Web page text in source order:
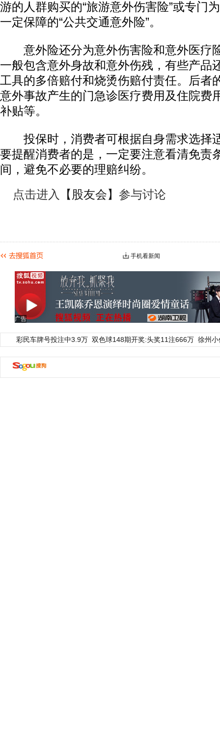
游的人群购买的“旅游意外伤害险”或专门
一定保障的“公共交通意外险”。
意外险还分为意外伤害险和意外医疗
一般包含意外身故和意外伤残，有些产品
工具的多倍赔付和烧烫伤赔付责任。后者
意外事故产生的门急诊医疗费用及住院费
补贴等。
投保时，消费者可根据自身需求选择
要提醒消费者的是，一定要注意看清免责
间，避免不必要的理赔纠纷。
点击进入
【股友会】 参与讨论
手机看新闻
广告
彩民车牌号投注中3.9万 双色球148期开奖:头奖11注666万 徐州